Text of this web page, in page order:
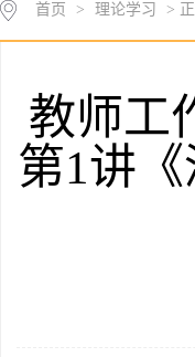
首页 > 理论学习 >
教师工
第1讲